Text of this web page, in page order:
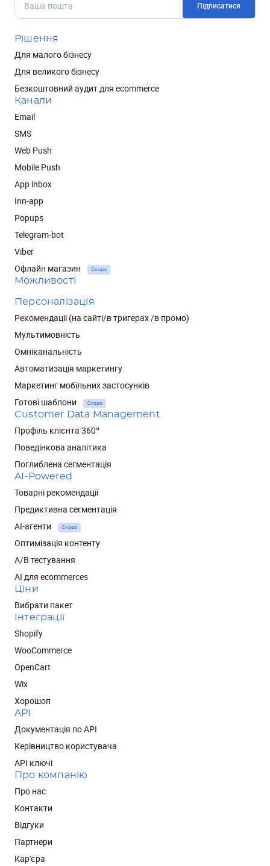
Підписатися
Рішення
Для малого бізнесу
Для великого бізнесу
Безкоштовний аудит для ecommerce
Канали
Email
SMS
Web Push
Mobile Push
App inbox
Inn-app
Popups
Telegram-bot
Viber
Офлайн магазин
Скоро
Можливості
Персоналізація
Рекомендації (на сайті/в тригерах /в промо)
Мультимовність
Омніканальність
Автоматизація маркетингу
Маркетинг мобільних застосунків
Готові шаблони
Скоро
Customer Data Management
Профіль клієнта 360°
Поведінкова аналітика
Поглиблена сегментація
AI-Powered
Товарні рекомендації
Предиктивна сегментація
AI-агенти
Скоро
Оптимізація контенту
А/В тестування
AI для ecommerces
Ціни
Вибрати пакет
Інтеграції
Shopify
WooCommerce
OpenCart
Wix
Хорошоп
API
Документація по API
Керівництво користувача
API ключі
Про компанію
Про нас
Контакти
Відгуки
Партнери
Кар'єра